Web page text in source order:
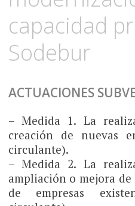
capacidad
Sodebur
ACTUACIONES
– Medida 1. La
creación de nuevas
circulante).
– Medida 2. La
ampliación o mejora
de empresas